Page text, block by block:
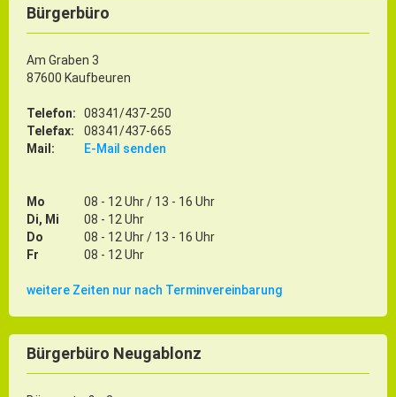
Bürgerbüro
Am Graben 3
87600 Kaufbeuren
Telefon:
08341/437-250
Telefax:
08341/437-665
Mail:
E-Mail senden
Mo
08 - 12 Uhr / 13 - 16 Uhr
Di, Mi
08 - 12 Uhr
Do
08 - 12 Uhr / 13 - 16 Uhr
Fr
08 - 12 Uhr
weitere Zeiten nur nach Terminvereinbarung
Bürgerbüro Neugablonz